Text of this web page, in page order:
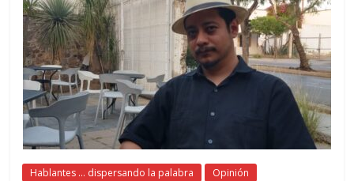
Hablantes ... dispersando la palabra Opinión